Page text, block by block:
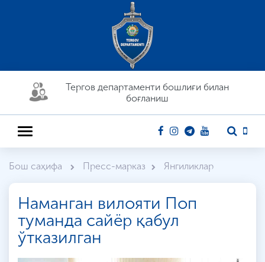
Тергов департaменти бошлиғи билан
боғланиш
Бош саҳифа Пресс-марказ Янгиликлар
Наманган вилояти Поп
туманда сайёр қабул
ўтказилган